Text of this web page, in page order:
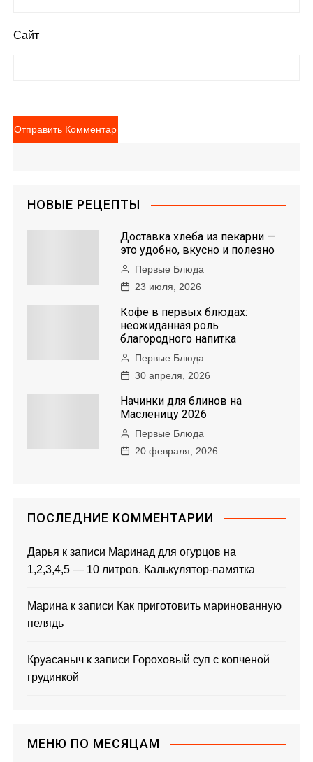
Сайт
НОВЫЕ РЕЦЕПТЫ
Доставка хлеба из пекарни —
это удобно, вкусно и полезно
Первые Блюда
23 июля, 2026
Кофе в первых блюдах:
неожиданная роль
благородного напитка
Первые Блюда
30 апреля, 2026
Начинки для блинов на
Масленицу 2026
Первые Блюда
20 февраля, 2026
ПОСЛЕДНИЕ КОММЕНТАРИИ
Дарья к записи Маринад для огурцов на
1,2,3,4,5 — 10 литров. Калькулятор-памятка
Марина к записи Как приготовить маринованную
пелядь
Круасаныч к записи Гороховый суп с копченой
грудинкой
МЕНЮ ПО МЕСЯЦАМ